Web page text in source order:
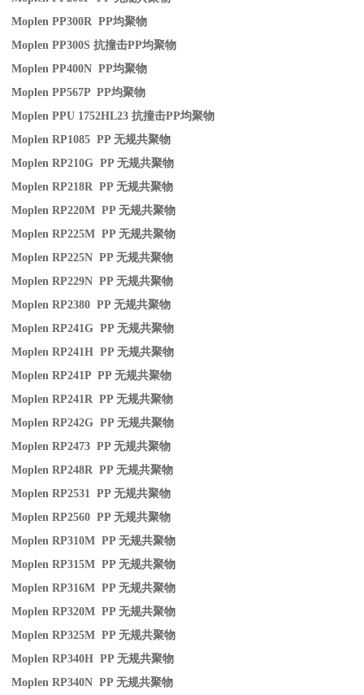
Moplen PP300R PP均聚物
Moplen PP300S抗撞击PP均聚物
Moplen PP400N PP均聚物
Moplen PP567P PP均聚物
Moplen PPU 1752HL23抗撞击PP均聚物
Moplen RP1085 PP无规共聚物
Moplen RP210G PP无规共聚物
Moplen RP218R PP无规共聚物
Moplen RP220M PP无规共聚物
Moplen RP225M PP无规共聚物
Moplen RP225N PP无规共聚物
Moplen RP229N PP无规共聚物
Moplen RP2380 PP无规共聚物
Moplen RP241G PP无规共聚物
Moplen RP241H PP无规共聚物
Moplen RP241P PP无规共聚物
Moplen RP241R PP无规共聚物
Moplen RP242G PP无规共聚物
Moplen RP2473 PP无规共聚物
Moplen RP248R PP无规共聚物
Moplen RP2531 PP无规共聚物
Moplen RP2560 PP无规共聚物
Moplen RP310M PP无规共聚物
Moplen RP315M PP无规共聚物
Moplen RP316M PP无规共聚物
Moplen RP320M PP无规共聚物
Moplen RP325M PP无规共聚物
Moplen RP340H PP无规共聚物
Moplen RP340N PP无规共聚物